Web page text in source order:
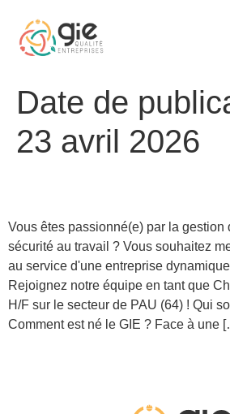
Date de
23 avril 2026
Vous êtes passionné(e) par la gestion
sécurité au travail ? Vous souhaitez
au service d'une entreprise
Rejoignez notre équipe en tant que
H/F sur le secteur de PAU (64) ! Qui
Comment est né le GIE ? Face à une